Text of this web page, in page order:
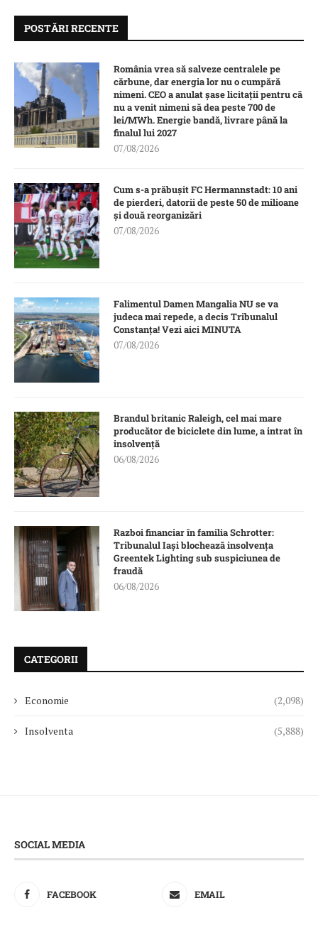
POSTĂRI RECENTE
România vrea să salveze centralele pe
cărbune, dar energia lor nu o cumpără
nimeni. CEO a anulat șase licitații pentru că
nu a venit nimeni să dea peste 700 de
lei/MWh. Energie bandă, livrare până la
finalul lui 2027
07/08/2026
Cum s-a prăbușit FC Hermannstadt: 10 ani
de pierderi, datorii de peste 50 de milioane
și două reorganizări
07/08/2026
Falimentul Damen Mangalia NU se va
judeca mai repede, a decis Tribunalul
Constanța! Vezi aici MINUTA
07/08/2026
Brandul britanic Raleigh, cel mai mare
producător de biciclete din lume, a intrat în
insolvență
06/08/2026
Razboi financiar în familia Schrotter:
Tribunalul Iași blochează insolvența
Greentek Lighting sub suspiciunea de
fraudă
06/08/2026
CATEGORII
Economie (2,098)
Insolventa (5,888)
SOCIAL MEDIA
FACEBOOK EMAIL